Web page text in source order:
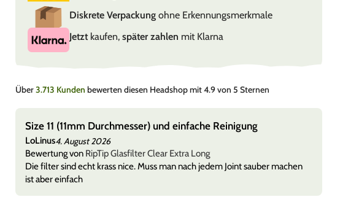
Diskrete Verpackungohne Erkennungsmerkmale
Jetztkaufen, später zahlen mit Klarna
Über3.713 Kunden bewerten diesen Headshop mit 4.9 von 5 Sternen
Size 11 (11mm Durchmesser) und einfache Reinigung
LoLinus4. August 2026
Bewertung von RipTip Glasfilter Clear Extra Long
Die filter sind echt krass nice. Muss man nach jedem Joint sauber machen
ist aber einfach